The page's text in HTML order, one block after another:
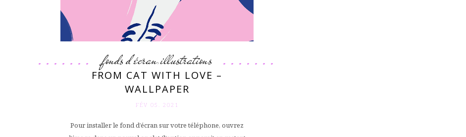
fonds d'écran,illustrations
FROM CAT WITH LOVE –
WALLPAPER
FÉV 05. 2021
Pour installer le fond d’écran sur votre téléphone, ouvrez